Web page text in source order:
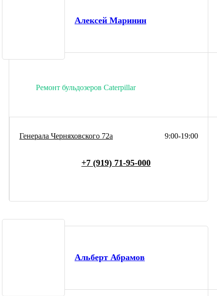
Алексей Маринин
Ремонт бульдозеров Caterpillar
9:00-19:00
Генерала Черняховского 72а
+7 (919) 71-95-000
Альберт Абрамов